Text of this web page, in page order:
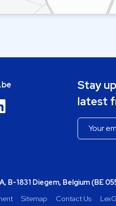
Stay
latest
1831 Diegem, Belgium (BE
Sitemap Contact Us